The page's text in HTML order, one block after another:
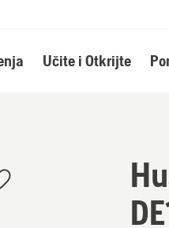
Učite i Otkrijte